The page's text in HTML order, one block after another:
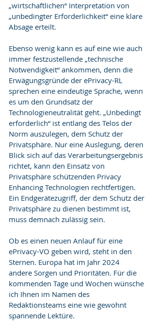
„wirtschaftlichen“ Interpretation von
„unbedingter Erforderlichkeit“ eine klare
Absage erteilt.
Ebenso wenig kann es auf eine wie auch
immer festzustellende „technische
Notwendigkeit“ ankommen, denn die
Erwägungsgründe der ePrivacy-RL
sprechen eine eindeutige Sprache, wenn
es um den Grundsatz der
Technologieneutralität geht. „Unbedingt
erforderlich“ ist entlang des Telos der
Norm auszulegen, dem Schutz der
Privatsphäre. Nur eine Auslegung, deren
Blick sich auf das Verarbeitungsergebnis
richtet, kann den Einsatz von
Privatsphäre schützenden Privacy
Enhancing Technologien rechtfertigen.
Ein Endgerätezugriff, der dem Schutz der
Privatsphäre zu dienen bestimmt ist,
muss demnach zulässig sein.
Ob es einen neuen Anlauf für eine
ePrivacy-VO geben wird, steht in den
Sternen. Europa hat im Jahr 2024
andere Sorgen und Prioritäten. Für die
kommenden Tage und Wochen wünsche
ich Ihnen im Namen des
Redaktionsteams eine wie gewohnt
spannende Lektüre.